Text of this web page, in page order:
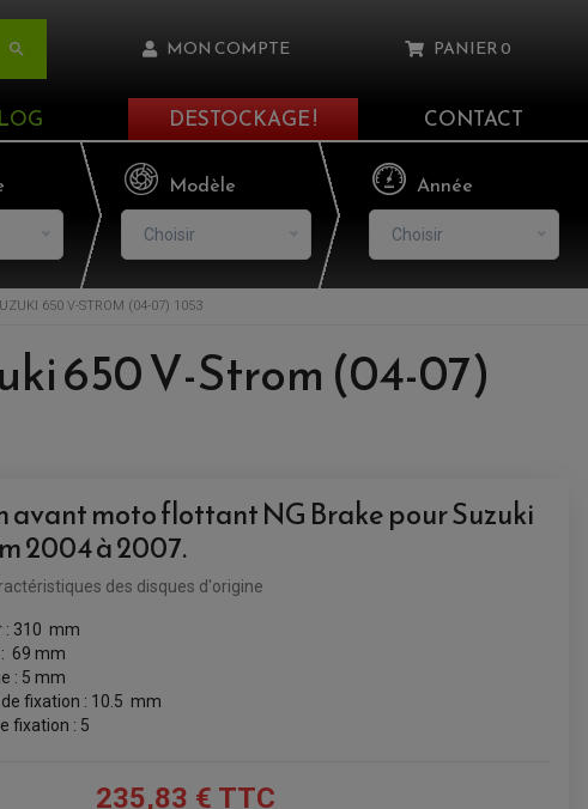
 MON COMPTE
CONNEXION
PANIER0
Il n'y a aucun produit dans votre panier
VOIR LE PANIER
DESTOCKAGE ! CONTACT
Modèle
Choisir
Année
Choisir
650 V-STROM (04-07) 1053
650 V-Strom (04-07)
avant moto flottant NG Brake pour Suzuki
2004 à 2007.
des disques d'origine
: 310 mm
69 mm
: 5 mm
fixation : 10.5 mm
fixation : 5
235,83 € TTC